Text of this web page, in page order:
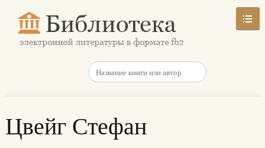
Цвейг Стефан